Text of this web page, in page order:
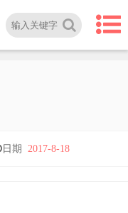
日期 2017-8-18